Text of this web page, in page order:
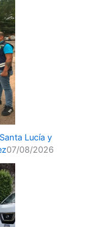
Lucía y
07/08/2026